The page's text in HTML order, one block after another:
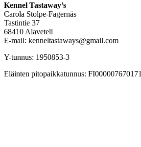
Kennel Tastaway’s
Carola Stolpe-Fagernäs
Tastintie 37
68410 Alaveteli
E-mail: kenneltastaways@gmail.com
Y-tunnus: 1950853-3
Eläinten pitopaikkatunnus: FI000007670171